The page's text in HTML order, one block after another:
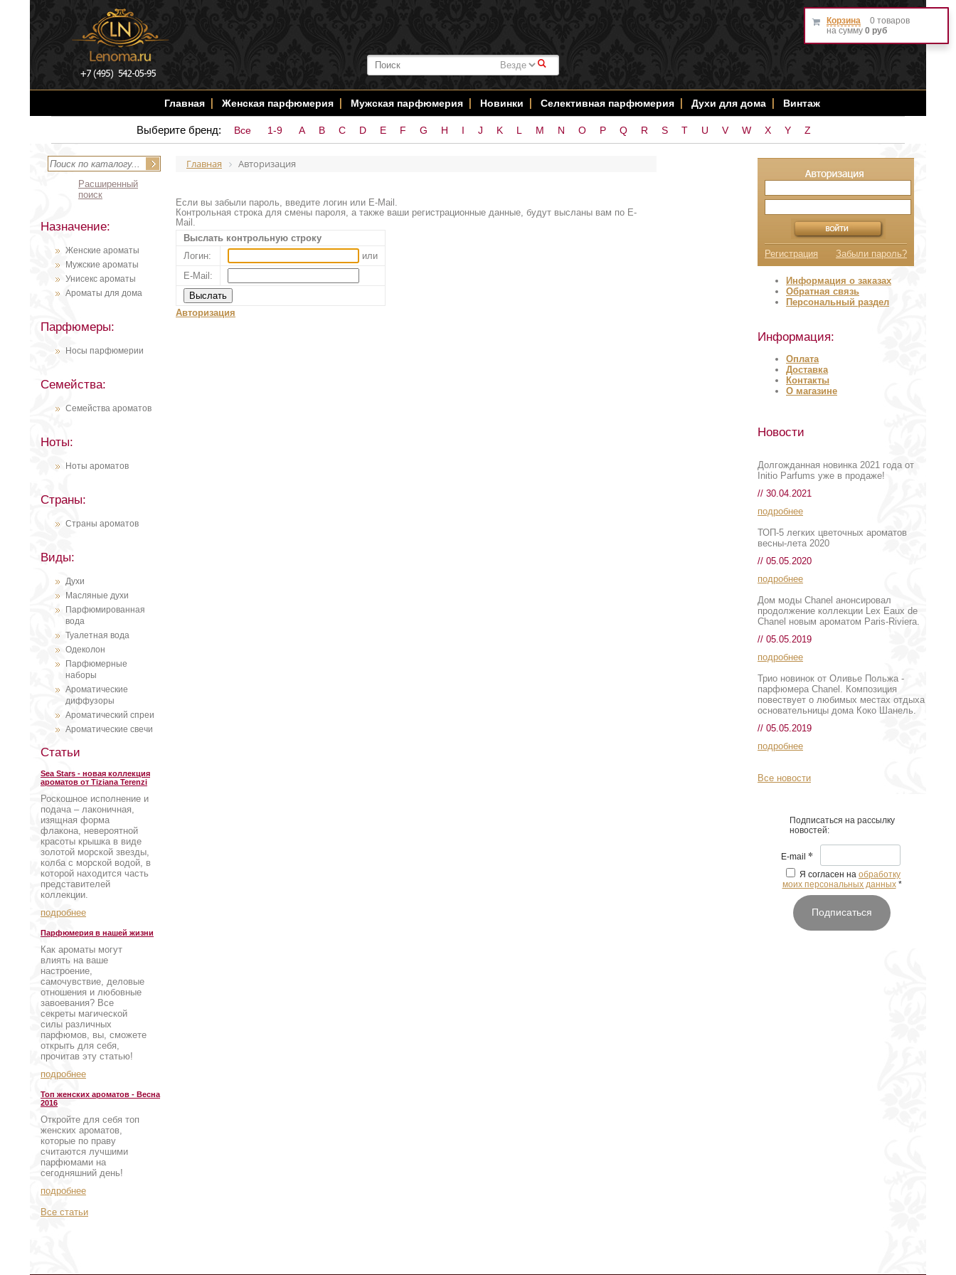
#
Главная Женская парфюмерия Мужская парфюмерия Новинки Селективная парфюмерия Духи для дома Винтаж
Выберите бренд: Все 1-9 A B C D E F G H I J K L M N O P Q R S T U V W X Y Z
Расширенный
поиск
Назначение:
Женские ароматы
Мужские ароматы
Унисекс ароматы
Ароматы для дома
Парфюмеры:
Носы парфюмерии
Семейства:
Семейства ароматов
Ноты:
Ноты ароматов
Страны:
Страны ароматов
Виды:
Духи
Масляные духи
Парфюмированная
вода
Туалетная вода
Одеколон
Парфюмерные
наборы
Ароматические
диффузоры
Ароматический спреи
Ароматические свечи
Статьи
Sea Stars - новая коллекция
ароматов от Tiziana Terenzi
Роскошное исполнение и
подача – лаконичная,
изящная форма
флакона, невероятной
красоты крышка в виде
золотой морской звезды,
колба с морской водой, в
которой находится часть
представителей
коллекции.
подробнее
Парфюмерия в нашей жизни
Как ароматы могут
влиять на ваше
настроение,
самочувствие, деловые
отношения и любовные
завоевания? Все
секреты магической
силы различных
парфюмов, вы, сможете
открыть для себя,
прочитав эту статью!
подробнее
Топ женских ароматов - Весна
2016
Откройте для себя топ
женских ароматов,
которые по праву
считаются лучшими
парфюмами на
сегодняшний день!
подробнее
Все статьи
Главная Авторизация
Если вы забыли пароль, введите логин или E-Mail.
Контрольная строка для смены пароля, а также ваши регистрационные данные, будут высланы вам по E-
Mail.
Выслать контрольную строку
Логин:
или
E-Mail:
Авторизация
Корзина
0 товаров
на сумму 0 руб
Регистрация Забыли пароль?
Информация о заказах
Обратная связь
Персональный раздел
Информация:
Оплата
Доставка
Контакты
О магазине
Новости
Долгожданная новинка 2021 года от
Initio Parfums уже в продаже!
// 30.04.2021
подробнее
ТОП-5 легких цветочных ароматов
весны-лета 2020
// 05.05.2020
подробнее
Дом моды Chanel анонсировал
продолжение коллекции Lex Eaux de
Chanel новым ароматом Paris-Riviera.
// 05.05.2019
подробнее
Трио новинок от Оливье Польжа -
парфюмера Chanel. Композиция
повествует о любимых местах отдыха
основательницы дома Коко Шанель.
// 05.05.2019
подробнее
Все новости
Подписаться на рассылку
новостей:
E-mail *
Я согласен на обработку
моих персональных данных *
Подписаться